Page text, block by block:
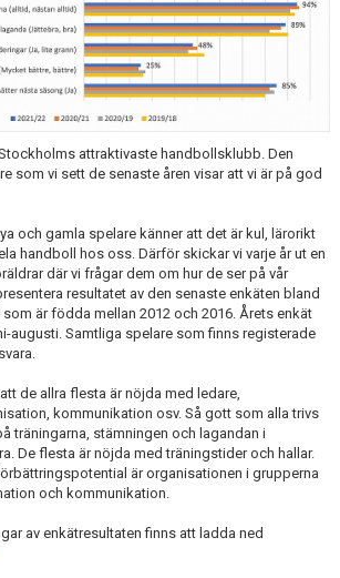
attraktivaste handbollsklubb. Den
som vi sett de senaste åren visar att vi är på god
och gamla spelare känner att det är kul, lärorikt
handboll hos oss. Därför skickar vi varje år ut en
där vi frågar dem om hur de ser på vår
resultatet av den senaste enkäten bland
är födda mellan 2012 och 2016. Årets enkät
augusti. Samtliga spelare som finns registerade
de allra flesta är nöjda med ledare,
kommunikation osv. Så gott som alla trivs
träningarna, stämningen och lagandan i
De flesta är nöjda med träningstider och hallar.
är organisationen i grupperna
och kommunikation.
av enkätresultaten finns att ladda ned